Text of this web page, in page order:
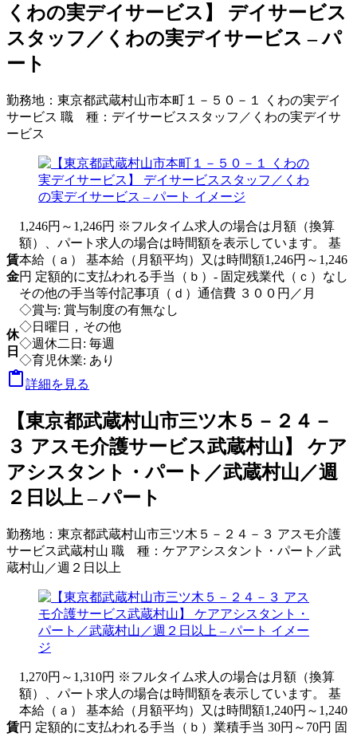
くわの実デイサービス】 デイサービス
スタッフ／くわの実デイサービス – パ
ート
勤務地： 東京都武蔵村山市本町１－５０－１ くわの実デイ
サービス 職 種： デイサービススタッフ／くわの実デイサ
ービス
賃
金
1,246円～1,246円 ※フルタイム求人の場合は月額（換算
額）、パート求人の場合は時間額を表示しています。 基
本給（ａ） 基本給（月額平均）又は時間額1,246円～1,246
円 定額的に支払われる手当（ｂ）- 固定残業代（ｃ）なし
その他の手当等付記事項（ｄ）通信費 ３００円／月
◇賞与: 賞与制度の有無なし
休
日
◇日曜日，その他
◇週休二日: 毎週
◇育児休業: あり
詳細を見る
【東京都武蔵村山市三ツ木５－２４－
３ アスモ介護サービス武蔵村山】 ケア
アシスタント・パート／武蔵村山／週
２日以上 – パート
勤務地： 東京都武蔵村山市三ツ木５－２４－３ アスモ介護
サービス武蔵村山 職 種： ケアアシスタント・パート／武
蔵村山／週２日以上
賃
1,270円～1,310円 ※フルタイム求人の場合は月額（換算
額）、パート求人の場合は時間額を表示しています。 基
本給（ａ） 基本給（月額平均）又は時間額1,240円～1,240
円 定額的に支払われる手当（ｂ）業積手当 30円～70円 固